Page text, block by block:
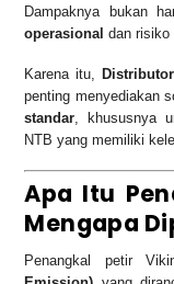
Dampaknya bukan
operasional dan risiko
Karena itu,
penting menyediakan
standar , khususnya
NTB yang memiliki
Apa Itu
Mengapa
Penangkal petir